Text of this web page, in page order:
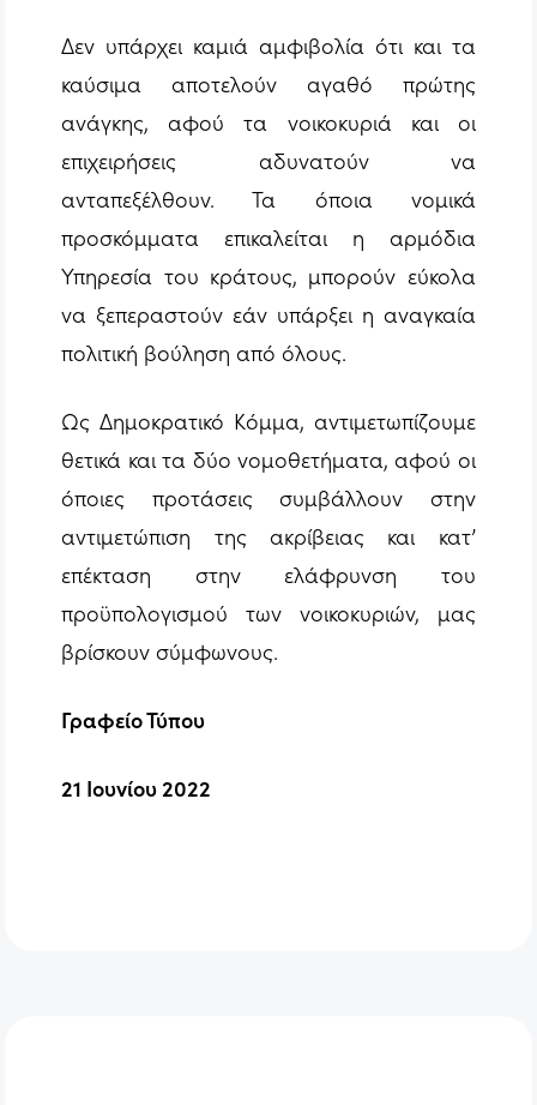
Δεν υπάρχει καμιά αμφιβολία ότι και τα
καύσιμα αποτελούν αγαθό πρώτης
ανάγκης, αφού τα νοικοκυριά και οι
επιχειρήσεις αδυνατούν να
ανταπεξέλθουν. Τα όποια νομικά
προσκόμματα επικαλείται η αρμόδια
Υπηρεσία του κράτους, μπορούν εύκολα
να ξεπεραστούν εάν υπάρξει η αναγκαία
πολιτική βούληση από όλους.
Ως Δημοκρατικό Κόμμα, αντιμετωπίζουμε
θετικά και τα δύο νομοθετήματα, αφού οι
όποιες προτάσεις συμβάλλουν στην
αντιμετώπιση της ακρίβειας και κατ’
επέκταση στην ελάφρυνση του
προϋπολογισμού των νοικοκυριών, μας
βρίσκουν σύμφωνους.
Γραφείο Τύπου
21 Ιουνίου 2022